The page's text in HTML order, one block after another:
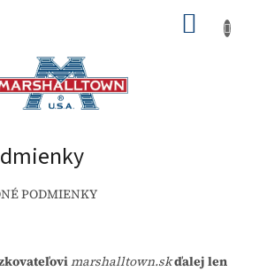
PODMIENKY
marshalltown.skďalej len